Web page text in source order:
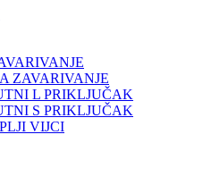
ZAVARIVANJE
L PRIKLJUČAK
S PRIKLJUČAK
VIJCI